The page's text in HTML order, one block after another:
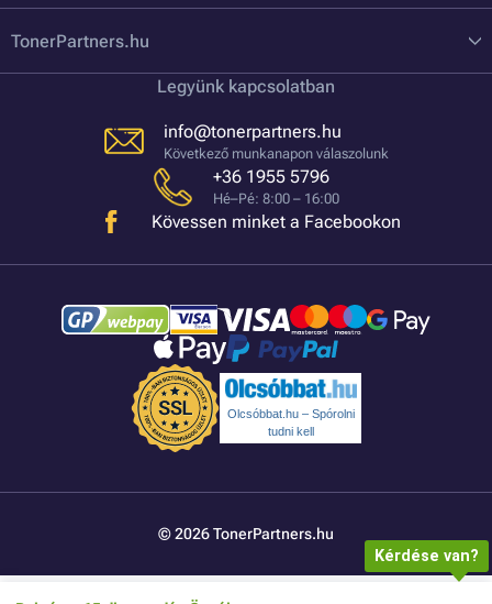
TonerPartners.hu
Legyünk kapcsolatban
info@tonerpartners.hu
Következő munkanapon válaszolunk
+36 1955 5796
Hé–Pé: 8:00 – 16:00
Kövessen minket a Facebookon
Olcsóbbat.hu – Spórolni
tudni kell
© 2026 TonerPartners.hu
Kérdése van?